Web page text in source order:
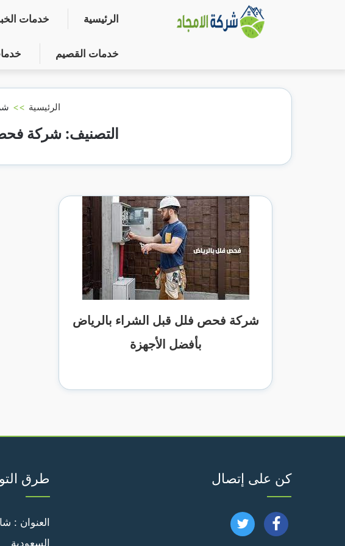
الرئيسية خدمات
خدمات القصيم
الرئيسية >>
التصنيف: شركة فحص
شركة فحص فلل قبل الشراء بالرياض
بأفضل الأجهزة
كن على إتصال
تابعنا تابعنا
طرق
العنوان :
السعودية